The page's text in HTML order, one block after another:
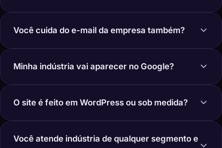
Você cuida do e-mail da empresa também?
Minha indústria vai aparecer no Google?
O site é feito em WordPress ou sob medida?
Você atende indústria de qualquer segmento e